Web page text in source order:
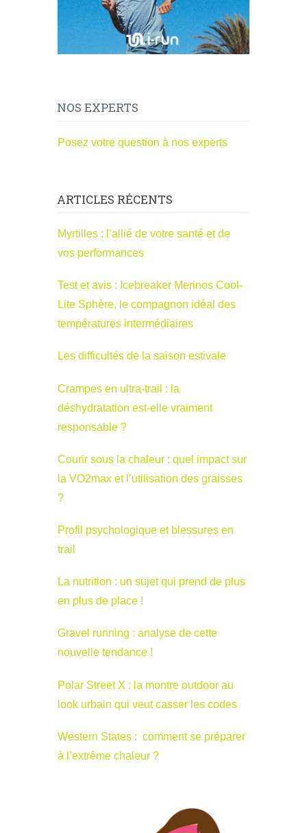
NOS EXPERTS
Posez votre question à nos experts
ARTICLES RÉCENTS
Myrtilles : l’allié de votre santé et de
vos performances
Test et avis : Icebreaker Merinos Cool-
Lite Sphère, le compagnon idéal des
températures intermédiaires
Les difficultés de la saison estivale
Crampes en ultra-trail : la
déshydratation est-elle vraiment
responsable ?
Courir sous la chaleur : quel impact sur
la VO2max et l’utilisation des graisses
?
Profil psychologique et blessures en
trail
La nutrition : un sujet qui prend de plus
en plus de place !
Gravel running : analyse de cette
nouvelle tendance !
Polar Street X : la montre outdoor au
look urbain qui veut casser les codes
Western States : comment se préparer
à l’extrême chaleur ?